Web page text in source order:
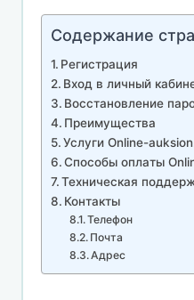
Содержание
Регистрация
Вход в личный
Восстановление
Преимущества
Услуги Online-
Способы оплаты
Техническая
Контакты
Телефон
Почта
Адрес